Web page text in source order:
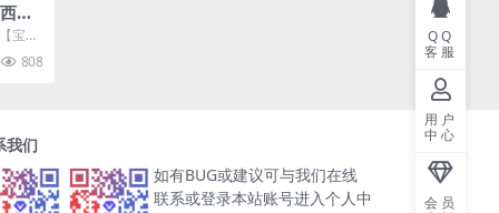
工
苹
宝宝
务端
808
我们
如有BUG或建议可与我们在线
联系或登录本站账号进入个人中
QQ
客服
用户
中心
会员